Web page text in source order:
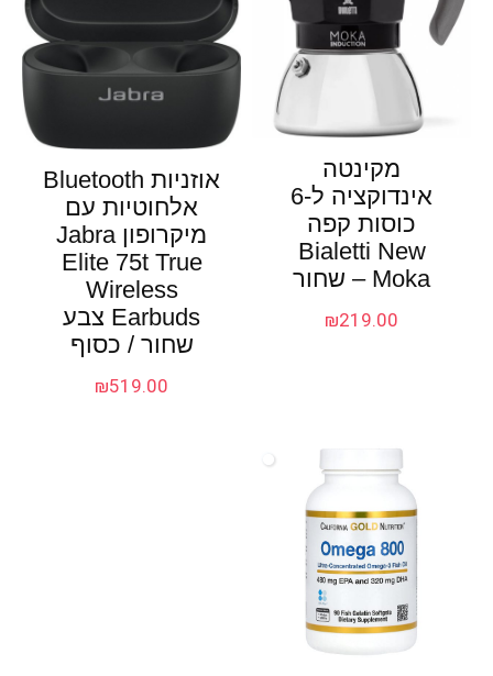
מקינטה
אינדוקציה ל-6
כוסות קפה
Bialetti New
Moka – שחור
₪219.00
אוזניות Bluetooth
אלחוטיות עם
מיקרופון Jabra
Elite 75t True
Wireless
Earbuds צבע
שחור / כסוף
₪519.00